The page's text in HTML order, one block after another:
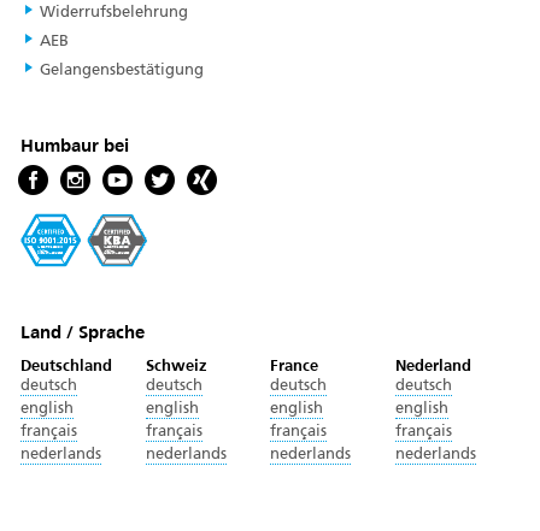
Widerrufsbelehrung
AEB
Gelangensbestätigung
Humbaur bei
Land / Sprache
Deutschland
deutsch
english
français
nederlands
Schweiz
deutsch
english
français
nederlands
France
deutsch
english
français
nederlands
Nederland
deutsch
english
français
nederlands